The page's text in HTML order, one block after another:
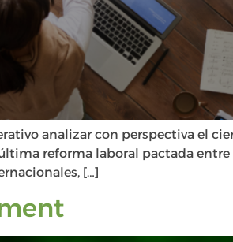
analizar con perspectiva el
reforma laboral pactada
[…]